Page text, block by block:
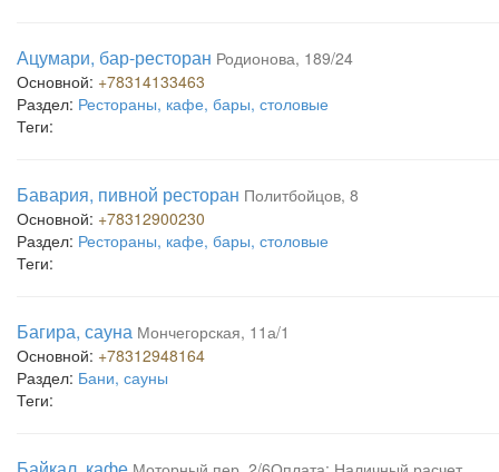
Ацумари, бар-ресторан Родионова, 189/24
Основной: +78314133463
Раздел: Рестораны, кафе, бары, столовые
Теги:
Бавария, пивной ресторан Политбойцов, 8
Основной: +78312900230
Раздел: Рестораны, кафе, бары, столовые
Теги:
Багира, сауна Мончегорская, 11а/1
Основной: +78312948164
Раздел: Бани, сауны
Теги: